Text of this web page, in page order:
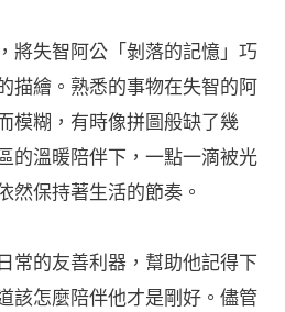
將失智阿公「剝落的記憶」巧
描繪。熟悉的事物在失智的阿
模糊，有時像拼圖般缺了幾
的溫暖陪伴下，一點一滴被光
然保持著生活的節奏。
常的友善利器，幫助他記得下
該怎麼陪伴他才是剛好。儘管